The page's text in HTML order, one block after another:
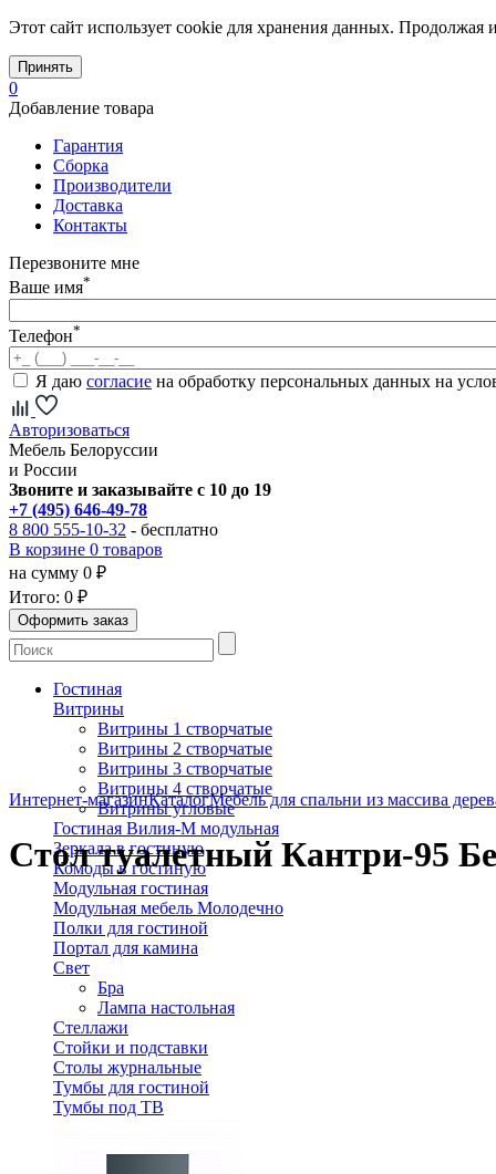
Этот сайт использует cookie для хранения данных. Продолжая
Принять
0
Добавление товара
Гарантия
Сборка
Производители
Доставка
Контакты
Перезвоните мне
Ваше имя*
Телефон*
Я даю согласие на обработку персональных данных на
Авторизоваться
Мебель Белоруссии
и России
Звоните и заказывайте с 10 до 19
+7 (495) 646-49-78
8 800 555-10-32 - бесплатно
В корзине 0 товаров
на сумму 0 ₽
Итого: 0 ₽
Гостиная
Витрины
Витрины 1 створчатые
Витрины 2 створчатые
Витрины 3 створчатые
Витрины 4 створчатые
Витрины угловые
Гостиная Вилия-М модульная
Зеркала в гостиную
Комоды в гостиную
Модульная гостиная
Модульная мебель Молодечно
Полки для гостиной
Портал для камина
Свет
Бра
Лампа настольная
Стеллажи
Стойки и подставки
Столы журнальные
Тумбы для гостиной
Тумбы под ТВ
Интернет-магазинКаталогМебель для спальни из массива
Стол туалетный Кантри-95